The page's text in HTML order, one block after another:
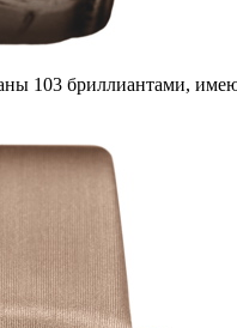
103 бриллиантами,